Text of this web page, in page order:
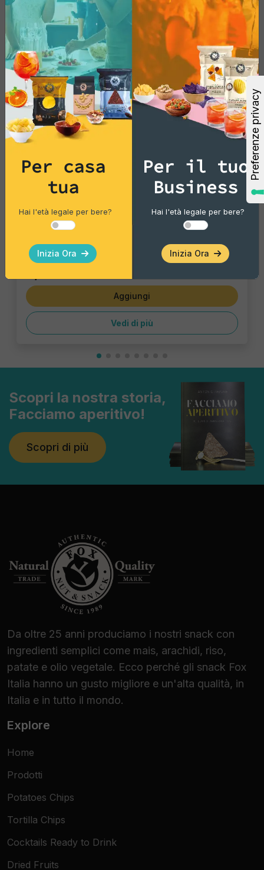
Gourmet Snack
Taralli classici
Pacco singolo
Aggiungi
Vedi di più
Scopri la nostra storia,
Facciamo aperitivo!
Scopri di più
Da oltre 25 anni produciamo i nostri snack con
ingredienti semplici come mais, arachidi, riso,
patate e olio vegetale. Ecco perché gli snack Fox
Italia hanno un gusto migliore e un'alta qualità, in
Italia e in tutto il mondo.
Explore
Home
Prodotti
Potatoes Chips
Tortilla Chips
Cocktails Ready to Drink
Dried Fruits
Per casa
tua
Hai l'età legale per bere?
Inizia Ora
Per il tuo
Business
Hai l'età legale per bere?
Inizia Ora